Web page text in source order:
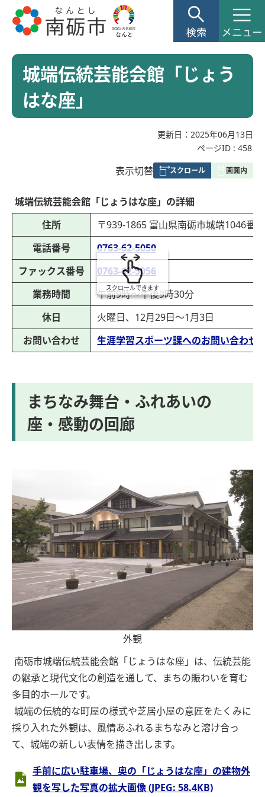
城端伝統芸能会館「じょう
はな座」
更新日：2025年06月13日
ページID : 458
表
み
の
表示切替
城端伝統芸能会館「じょうはな座」の詳細
住所
〒939-1865 富山県南砺市城端1046番地
電話番号
0763-62-5050
ファックス番号
0763-62-5056
業務時間
午前9時～午後9時30分
休日
火曜日、12月29日～1月3日
お問い合わせ
生涯学習スポーツ課へのお問い合わせ
スクロールできます
まちなみ舞台・ふれあいの
座・感動の回廊
外観
南砺市城端伝統芸能会館「じょうはな座」は、伝統芸能
の継承と現代文化の創造を通して、まちの賑わいを育む
多目的ホールです。
城端の伝統的な町屋の様式や芝居小屋の意匠をたくみに
採り入れた外観は、風情あふれるまちなみと溶け合っ
て、城端の新しい表情を描き出します。
手前に広い駐車場、奥の「じょうはな座」の建物外
観を写した写真の拡大画像 (JPEG: 58.4KB)